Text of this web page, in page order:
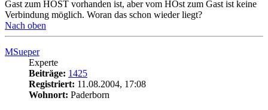
Gast zum HOST vorhanden ist, aber vom HOst zum Gast ist keine
Verbindung möglich. Woran das schon wieder liegt?
Nach oben
MSueper
Experte
Beiträge: 1425
Registriert: 11.08.2004, 17:08
Wohnort: Paderborn